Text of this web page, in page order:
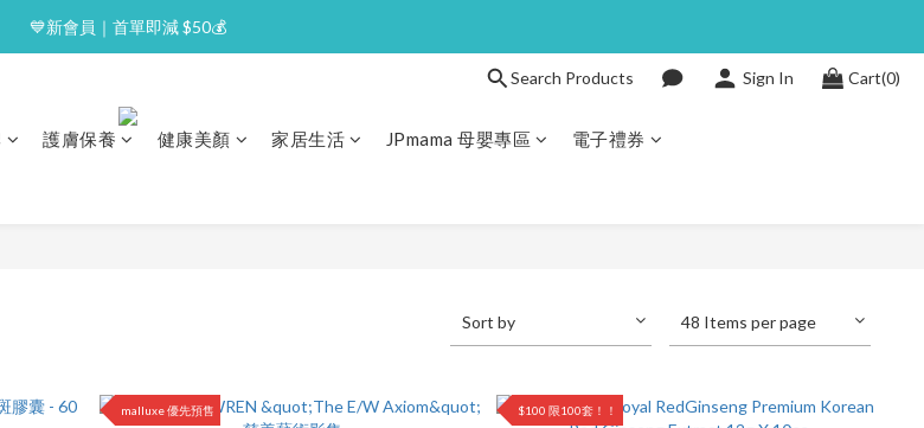
逢星期一malluxe day｜7%購物金回贈
💙新會員｜首單即減 $50💰
Search Products Sign In Cart(0)
護膚保養 健康美顏 家居生活 JPmama 母嬰專區 電子禮券
Sort by 48 Items per page
malluxe 優先預售 $100 限100套！！